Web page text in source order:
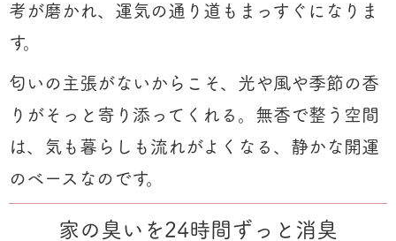
考が磨かれ、運気の通り道もまっすぐになりま
す。
匂いの主張がないからこそ、光や風や季節の香
りがそっと寄り添ってくれる。無香で整う空間
は、気も暮らしも流れがよくなる、静かな開運
のベースなのです。
家の臭いを24時間ずっと消臭